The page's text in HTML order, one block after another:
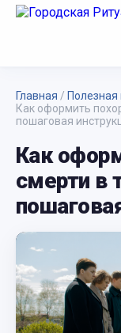
Главная /
Как оформить
пошаговая
Как
смерти в